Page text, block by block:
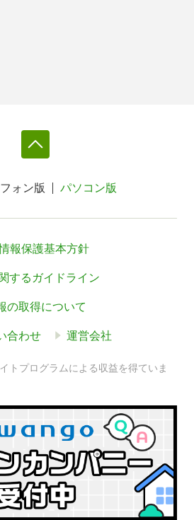
ォン版 パソコン版
報保護基本方針
するガイドライン
の取得について
合わせ 運営会社
トプログラムによる収益を得ていま